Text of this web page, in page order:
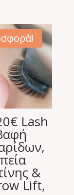
Lash
&
Lift,